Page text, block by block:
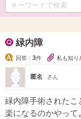
緑内障
回答： 3件 私も知り
匿名 さん
緑内障手術されたこ
楽になるのかやって